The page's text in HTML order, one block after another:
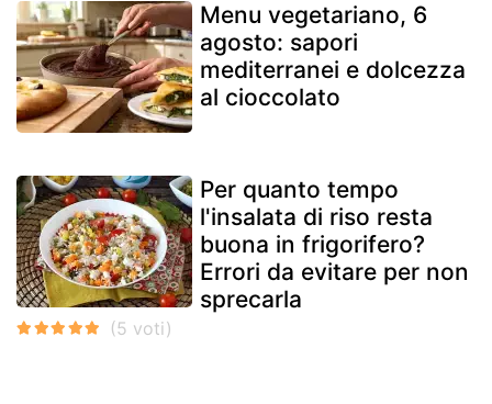
Menu vegetariano, 6
agosto: sapori
mediterranei e dolcezza
al cioccolato
Per quanto tempo
l'insalata di riso resta
buona in frigorifero?
Errori da evitare per non
sprecarla